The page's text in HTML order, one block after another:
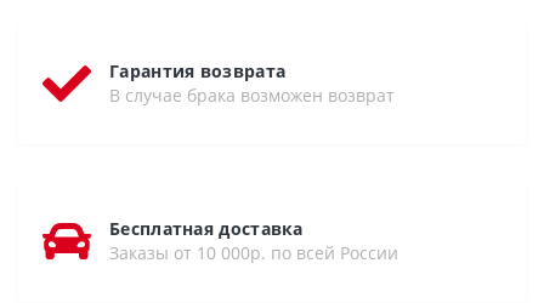
Гарантия возврата
В случае брака возможен возврат
Бесплатная доставка
Заказы от 10 000р. по всей России